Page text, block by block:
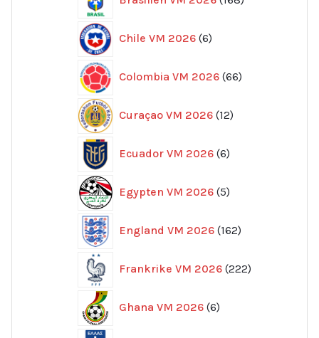
produkter
Chile VM 2026 6
produkter
Colombia VM 2026 66
produkter
Curaçao VM 2026 12
produkter
Ecuador VM 2026 6
produkter
Egypten VM 2026 5
produkter
England VM 2026 162
produkter
Frankrike VM 2026 222
produkter
Ghana VM 2026 6
produkter